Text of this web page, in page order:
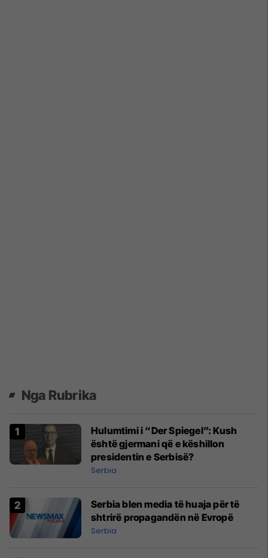
Nga Rubrika
Hulumtimi i “Der Spiegel”: Kush
është gjermani që e këshillon
presidentin e Serbisë?
Serbia
Serbia blen media të huaja për të
shtrirë propagandën në Evropë
Serbia